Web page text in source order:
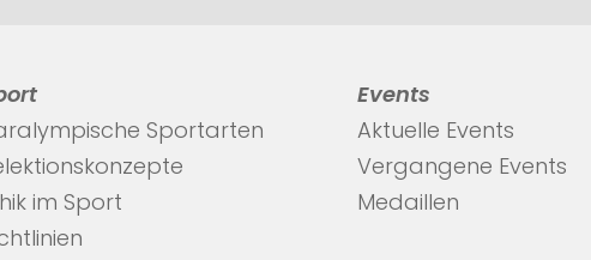
Sportarten
im Sport
Events
Aktuelle Events
Vergangene Events
Medaillen